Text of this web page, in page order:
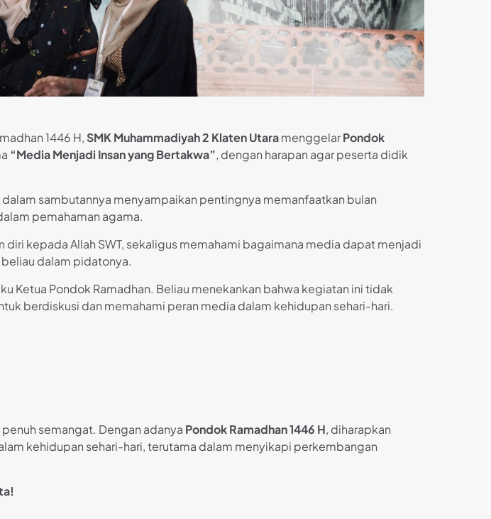
1446 H, SMK Muhammadiyah 2 Klaten UtaramenggelarPondok
“Media Menjadi Insan yang Bertakwa”, dengan harapan agar peserta didik
dalam sambutannya menyampaikan pentingnya memanfaatkan bulan
pemahaman agama.
kepada Allah SWT, sekaligus memahami bagaimana media dapat menjadi
dalam pidatonya.
Ketua Pondok Ramadhan. Beliau menekankan bahwa kegiatan ini tidak
berdiskusi dan memahami peran media dalam kehidupan sehari-hari.
semangat. Dengan adanya Pondok Ramadhan 1446 H, diharapkan
kehidupan sehari-hari, terutama dalam menyikapi perkembangan